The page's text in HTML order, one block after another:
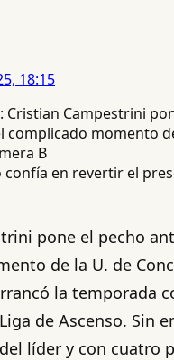
18:15
confía en revertir el
pone el pecho
de la U. de
la temporada
de Ascenso. Sin
líder y con cuatro